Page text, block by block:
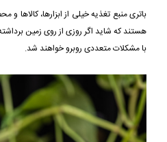
باتری‌ منبع تغذیه خیلی از ابزارها، کالاها و
هستند که شاید اگر روزی از روی زمین
با مشکلات متعددی روبرو خواهند شد.